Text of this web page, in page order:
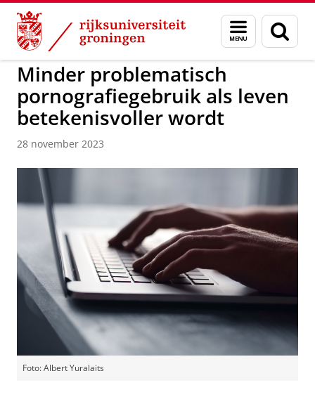
Skip
Content
Skip
Navigation
Menu
en
zoeken
GMW
Minder problematisch
pornografiegebruik als leven
betekenisvoller wordt
28 november 2023
Foto: Albert Yuralaits